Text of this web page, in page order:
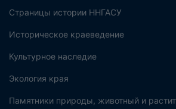
Страницы истории ННГАСУ
Историческое краеведение
Культурное наследие
Экология края
Памятники природы, животный и